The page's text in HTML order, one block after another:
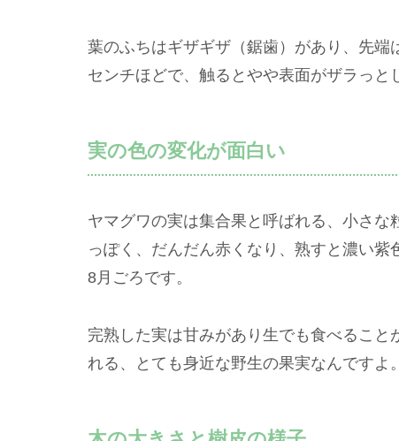
葉のふちはギザギザ（鋸歯）があり、先
センチほどで、触るとやや表面がザラっと
実の色の変化が面白い
ヤマグワの実は集合果と呼ばれる、小さ
っぽく、だんだん赤くなり、熟すと濃い
8月ごろです。
完熟した実は甘みがあり生でも食べるこ
れる、とても身近な野生の果実なんですよ。